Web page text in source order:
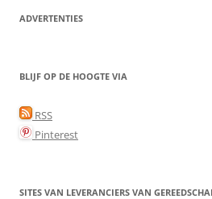
ADVERTENTIES
BLIJF OP DE HOOGTE VIA
RSS
Pinterest
SITES VAN LEVERANCIERS VAN